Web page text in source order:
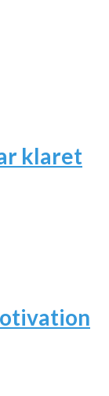
klaret